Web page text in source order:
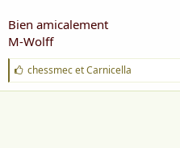
Bien amicalement
M-Wolff
J
'
a
chessmecetCarnicella